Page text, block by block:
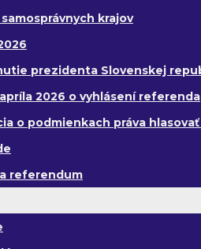
krajov
prezidenta Slovenskej
2026 o vyhlásení referenda
o podmienkach práva hlasovať
referendum